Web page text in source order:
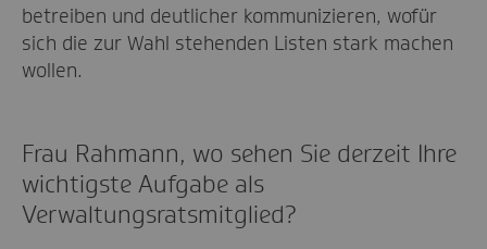
betreiben und deutlicher kommunizieren, wofür
sich die zur Wahl stehenden Listen stark machen
wollen.
Frau Rahmann, wo sehen Sie derzeit Ihre
wichtigste Aufgabe als
Verwaltungsratsmitglied?